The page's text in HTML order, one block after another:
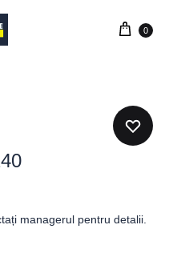
0
managerul pentru detalii.